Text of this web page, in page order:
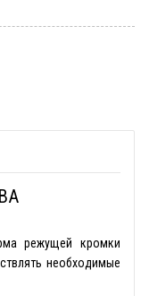
режущей кромки
необходимые